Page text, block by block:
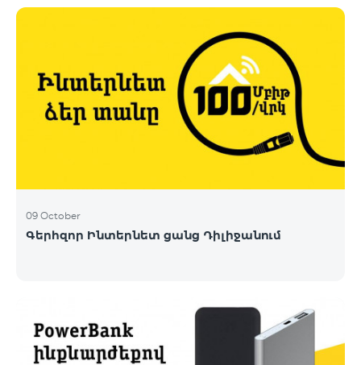
09 October
Գերհզոր Ինտերնետ ցանց Դիլիջանում